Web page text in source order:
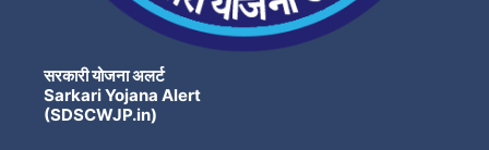
सरकारी योजना अलर्ट
Sarkari Yojana Alert
(SDSCWJP.in)